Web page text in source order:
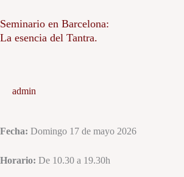
Seminario en Barcelona:
La esencia del Tantra.
admin
Fecha: Domingo 17 de mayo 2026
Horario: De 10.30 a 19.30h
La
esencia